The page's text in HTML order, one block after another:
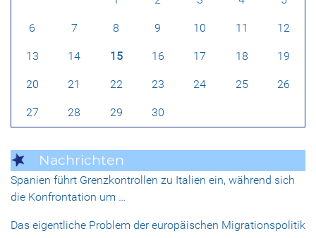
6 7 8 9 10 11 12
13 14 15 16 17 18 19
20 21 22 23 24 25 26
27 28 29 30
Nachrichten
Spanien führt Grenzkontrollen zu Italien ein, während sich
die Konfrontation um …
Das eigentliche Problem der europäischen Migrationspolitik